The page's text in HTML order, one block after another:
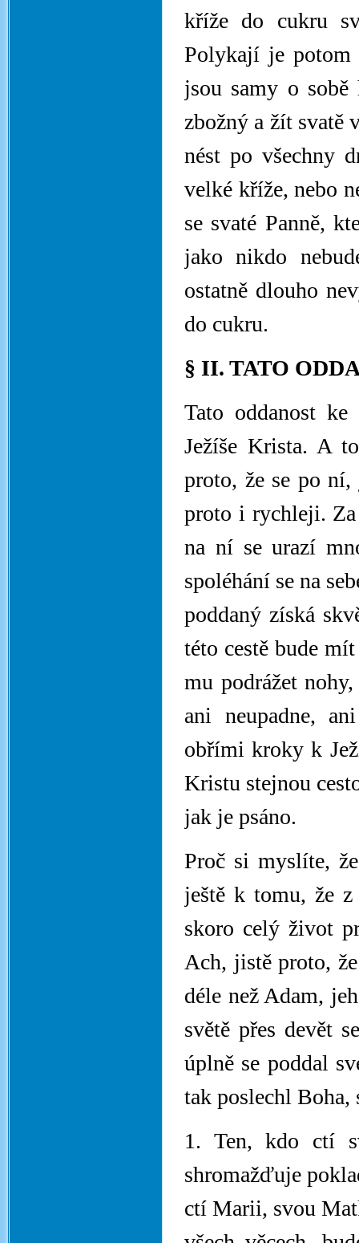
kříže do cukru
Polykají je potom
jsou samy o
zbožný a žít svatě
nést po všechny
velké kříže, nebo
se svaté Panně,
jako nikdo
ostatně dlouho
do cukru.
§ II. TATO
Tato oddanost
Ježíše Krista. A
proto, že se po
proto i rychleji.
na ní se urazí
spoléhání se na
poddaný získá
této cestě bude
mu podrážet
ani neupadne,
obřími kroky k
Kristu stejnou
jak je psáno.
Proč si myslíte,
ještě k tomu, že
skoro celý život
Ach, jistě proto,
déle než Adam,
světě přes devět
úplně se poddal
tak poslechl Boha,
1. Ten, kdo ctí
shromažďuje
ctí Marii, svou